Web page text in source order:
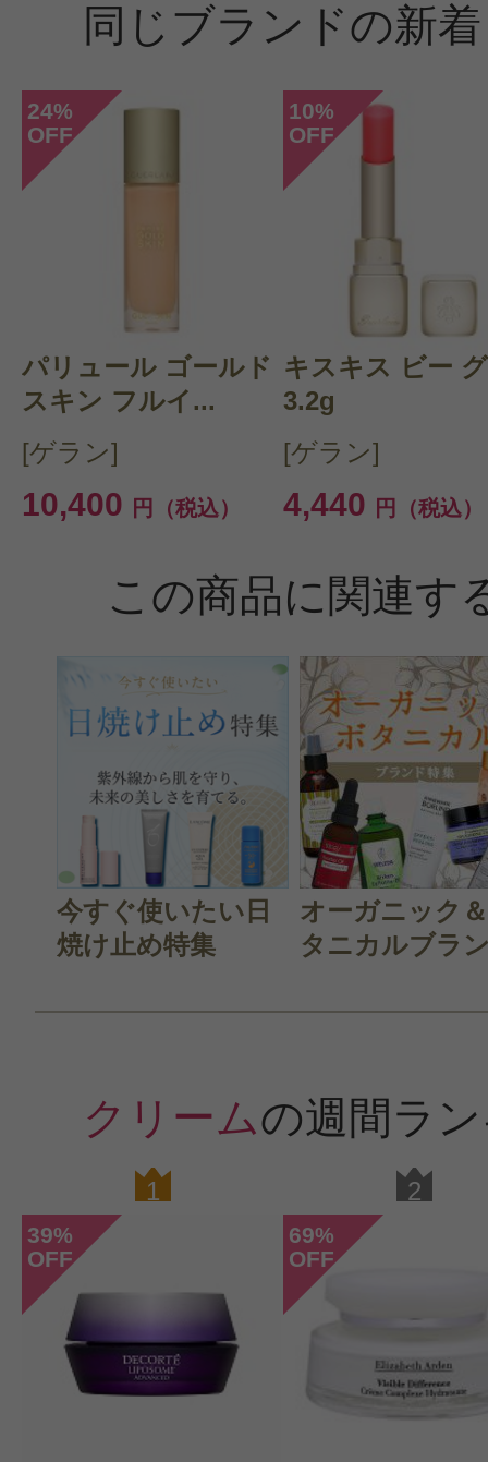
同じブランドの新
24%
OFF
パリュール ゴールド
スキン フルイ...
[ゲラン]
10,400 円（税込）
10%
OFF
キスキス ビー
3.2g
[ゲラン]
4,440 円（税込）
この商品に関連す
今すぐ使いたい日
焼け止め特集
オーガニック
タニカルブラ
クリームの週間ラ
1
39%
OFF
2
69%
OFF